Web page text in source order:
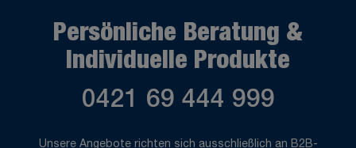
Persönliche Beratung &
Individuelle Produkte
0421 69 444 999
Unsere Angebote richten sich ausschließlich an B2B-